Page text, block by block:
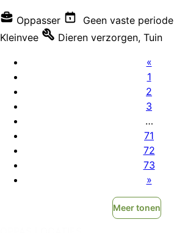
Oppasser Geen vaste periode
Kleinvee
Dieren verzorgen, Tuin
«
1
2
3
…
71
72
73
»
Meer tonen